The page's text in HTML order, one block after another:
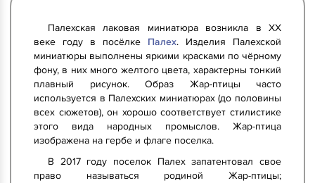
Палехская лаковая миниатюра возникла в XX
веке году в посёлке Палех. Изделия Палехской
миниатюры выполнены яркими красками по чёрному
фону, в них много желтого цвета, характерны тонкий
плавный рисунок. Образ Жар-птицы часто
используется в Палехских миниатюрах (до половины
всех сюжетов), он хорошо соответствует стилистике
этого вида народных промыслов. Жар-птица
изображена на гербе и флаге поселка.
В 2017 году поселок Палех запатентовал свое
право называться родиной Жар-птицы;